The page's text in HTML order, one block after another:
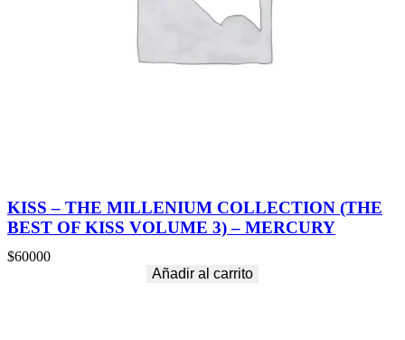
KISS – THE MILLENIUM COLLECTION (THE
BEST OF KISS VOLUME 3) – MERCURY
$60000
Añadir al carrito